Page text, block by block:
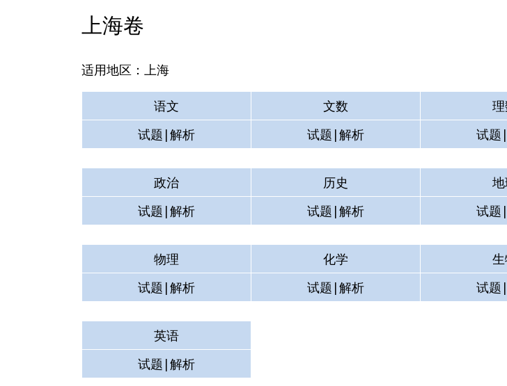
上海卷
适用地区：上海
语文 文数
试题|解析
试题|解析 试题
政治 历史
试题|解析
试题|解析 试题
物理 化学
试题|解析
试题|解析 试题
英语
试题|解析